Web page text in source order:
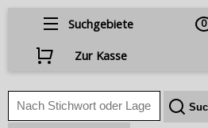
Suchgebiete 0
Zur Kasse